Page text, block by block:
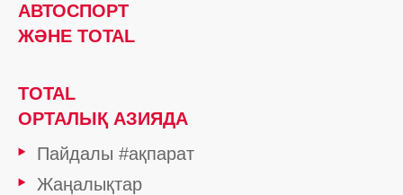
АВТОСПОРТ
ЖӘНЕ TOTAL
TOTAL
ОРТАЛЫҚ АЗИЯДА
Пайдалы #ақпарат
Жаңалықтар